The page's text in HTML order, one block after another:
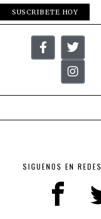
SUSCRIBETE HOY
SIGUENOS EN REDES